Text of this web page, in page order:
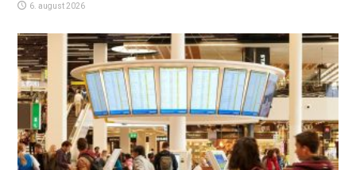
6. august 2026